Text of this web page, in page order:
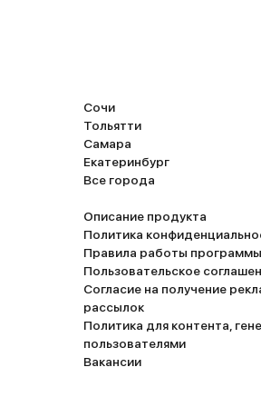
Сочи
Тольятти
Самара
Екатеринбург
Все города
Описание продукта
Политика
Правила работы программы
Пользовательское
Согласие на получение
рассылок
Политика для контента,
пользователями
Вакансии